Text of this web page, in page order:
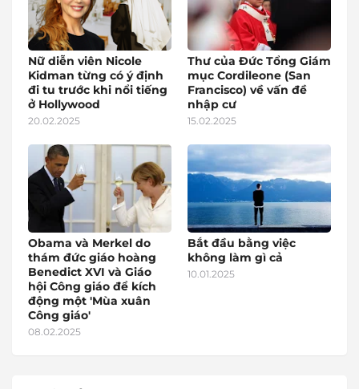
Nữ diễn viên Nicole
Kidman từng có ý định
đi tu trước khi nổi tiếng
ở Hollywood
20.02.2025
Thư của Đức Tổng Giám
mục Cordileone (San
Francisco) về vấn đề
nhập cư
15.02.2025
Obama và Merkel do
thám đức giáo hoàng
Benedict XVI và Giáo
hội Công giáo để kích
động một 'Mùa xuân
Công giáo'
08.02.2025
Bắt đầu bằng việc
không làm gì cả
10.01.2025